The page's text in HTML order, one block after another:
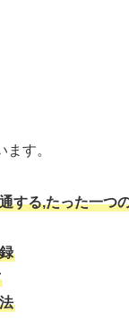
す。
する,たった一つ